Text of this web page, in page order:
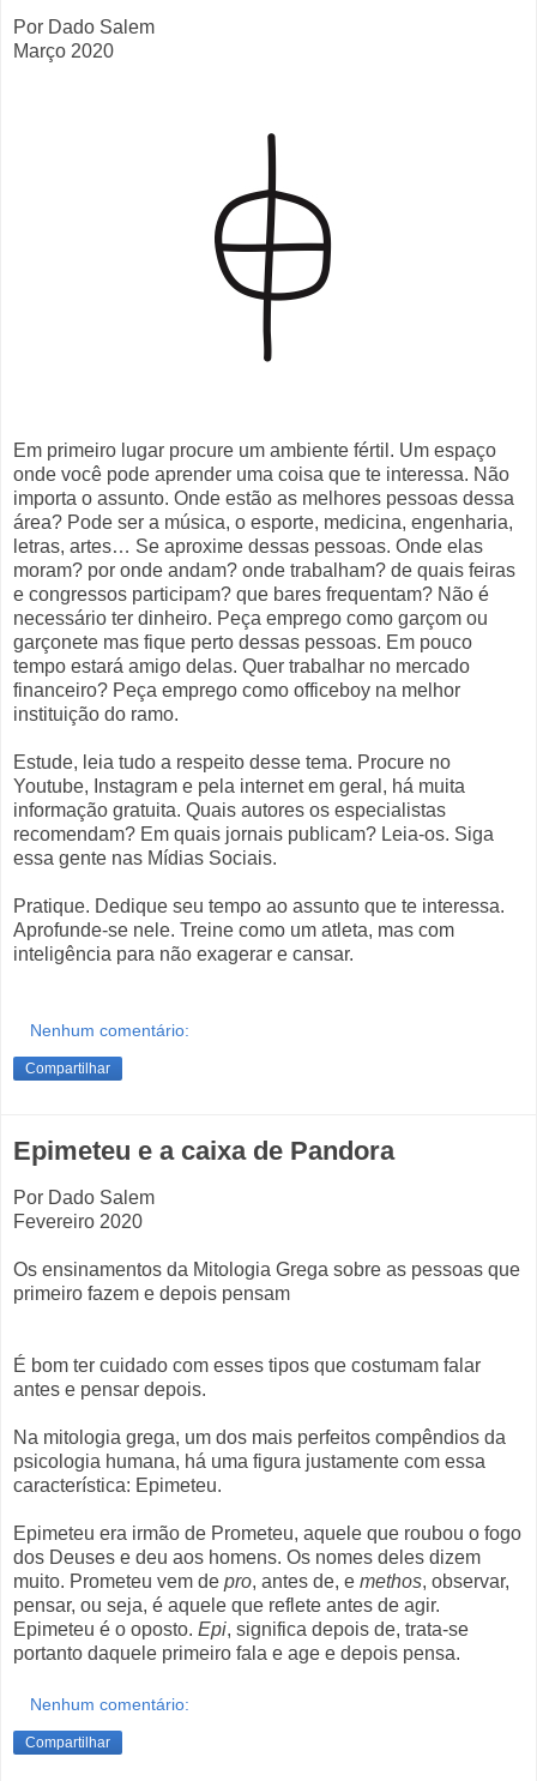
Por Dado Salem
Março 2020
Em primeiro lugar procure um ambiente fértil. Um espaço
onde você pode aprender uma coisa que te interessa. Não
importa o assunto. Onde estão as melhores pessoas dessa
área? Pode ser a música, o esporte, medicina, engenharia,
letras, artes… Se aproxime dessas pessoas. Onde elas
moram? por onde andam? onde trabalham? de quais feiras
e congressos participam? que bares frequentam? Não é
necessário ter dinheiro. Peça emprego como garçom ou
garçonete mas fique perto dessas pessoas. Em pouco
tempo estará amigo delas. Quer trabalhar no mercado
financeiro? Peça emprego como officeboy na melhor
instituição do ramo.
Estude, leia tudo a respeito desse tema. Procure no
Youtube, Instagram e pela internet em geral, há muita
informação gratuita. Quais autores os especialistas
recomendam? Em quais jornais publicam? Leia-os. Siga
essa gente nas Mídias Sociais.
Pratique. Dedique seu tempo ao assunto que te interessa.
Aprofunde-se nele. Treine como um atleta, mas com
inteligência para não exagerar e cansar.
Nenhum comentário:
Compartilhar
Epimeteu e a caixa de Pandora
Por Dado Salem
Fevereiro 2020
Os ensinamentos da Mitologia Grega sobre as pessoas que
primeiro fazem e depois pensam
É bom ter cuidado com esses tipos que costumam falar
antes e pensar depois.
Na mitologia grega, um dos mais perfeitos compêndios da
psicologia humana, há uma figura justamente com essa
característica: Epimeteu.
Epimeteu era irmão de Prometeu, aquele que roubou o fogo
dos Deuses e deu aos homens. Os nomes deles dizem
muito. Prometeu vem de pro, antes de, e methos, observar,
pensar, ou seja, é aquele que reflete antes de agir.
Epimeteu é o oposto. Epi, significa depois de, trata-se
portanto daquele primeiro fala e age e depois pensa.
Nenhum comentário:
Compartilhar